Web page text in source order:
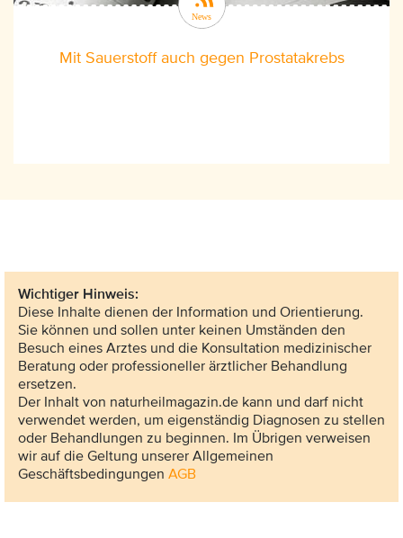
Mit Sauerstoff auch gegen Prostatakrebs
Wichtiger Hinweis:
Diese Inhalte dienen der Information und Orientierung.
Sie können und sollen unter keinen Umständen den
Besuch eines Arztes und die Konsultation medizinischer
Beratung oder professioneller ärztlicher Behandlung
ersetzen.
Der Inhalt von naturheilmagazin.de kann und darf nicht
verwendet werden, um eigenständig Diagnosen zu stellen
oder Behandlungen zu beginnen. Im Übrigen verweisen
wir auf die Geltung unserer Allgemeinen
Geschäftsbedingungen AGB